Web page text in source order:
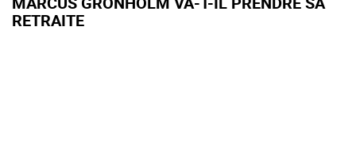
RETRAITE